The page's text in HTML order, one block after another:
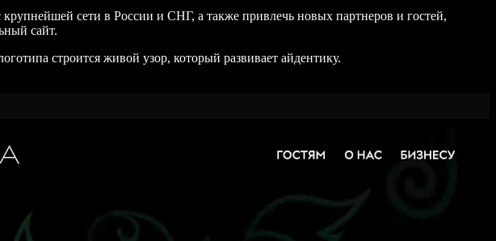
сети в России и СНГ, а также привлечь новых партнеров и гостей,
сайт.
строится живой узор, который развивает айдентику.